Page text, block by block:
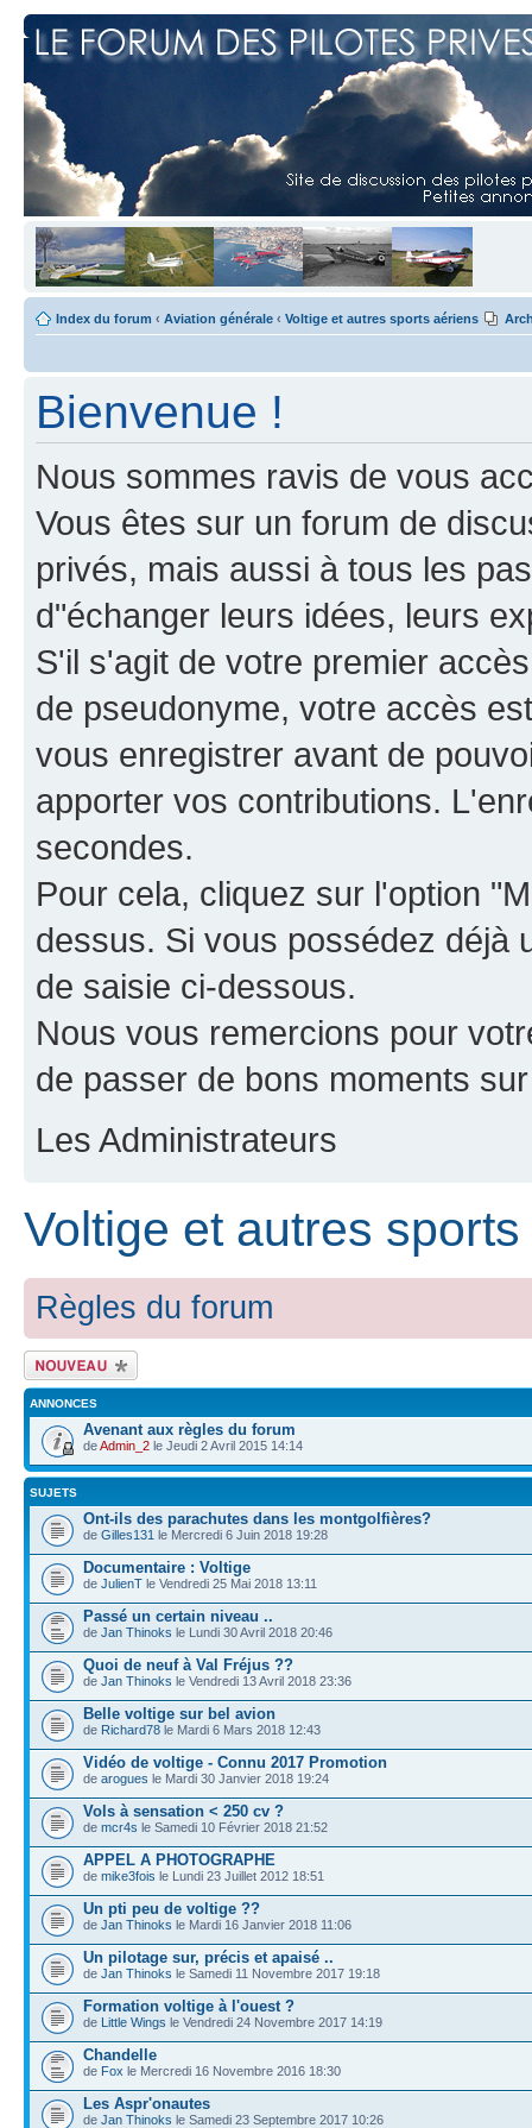
Index du forum ‹ Aviation générale ‹ Voltige et autres sports aériens
Bienvenue !
Nous sommes ravis de vous
Vous êtes sur un forum de
privés, mais aussi à tous les
d"échanger leurs idées, leurs
S'il s'agit de votre premier
de pseudonyme, votre accès
vous enregistrer avant de
apporter vos contributions.
secondes.
Pour cela, cliquez sur l'option
dessus. Si vous possédez déjà
de saisie ci-dessous.
Nous vous remercions pour
de passer de bons moments
Les Administrateurs
Voltige et autres
Règles du forum
Ecrire un nouveau
sujet
ANNONCES
Avenant aux règles du forum
deAdmin_2 le Jeudi 2 Avril 2015 14:14
SUJETS
Ont-ils des parachutes dans les montgolfières?
de Gilles131 le Mercredi 6 Juin 2018 19:28
Documentaire : Voltige
de JulienT le Vendredi 25 Mai 2018 13:11
Passé un certain niveau ..
de Jan Thinoks le Lundi 30 Avril 2018 20:46
Quoi de neuf à Val Fréjus ??
de Jan Thinoks le Vendredi 13 Avril 2018 23:36
Belle voltige sur bel avion
de Richard78 le Mardi 6 Mars 2018 12:43
Vidéo de voltige - Connu 2017 Promotion
de arogues le Mardi 30 Janvier 2018 19:24
Vols à sensation < 250 cv ?
de mcr4s le Samedi 10 Février 2018 21:52
APPEL A PHOTOGRAPHE
de mike3fois le Lundi 23 Juillet 2012 18:51
Un pti peu de voltige ??
de Jan Thinoks le Mardi 16 Janvier 2018 11:06
Un pilotage sur, précis et apaisé ..
de Jan Thinoks le Samedi 11 Novembre 2017 19:18
Formation voltige à l'ouest ?
de Little Wings le Vendredi 24 Novembre 2017 14:19
Chandelle
de Fox le Mercredi 16 Novembre 2016 18:30
Les Aspr'onautes
de Jan Thinoks le Samedi 23 Septembre 2017 10:26